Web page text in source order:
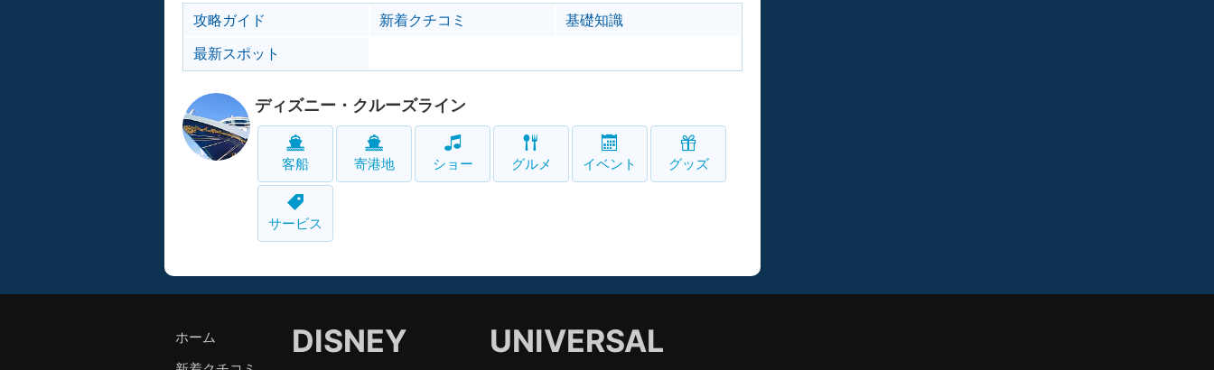
攻略ガイド 新着クチコミ
基礎知識
最新スポット
ディズニー・クルーズライン
客船 寄港地 ショー グルメ イベント グッズ
サービス
ホーム
DISNEY UNIVERSAL